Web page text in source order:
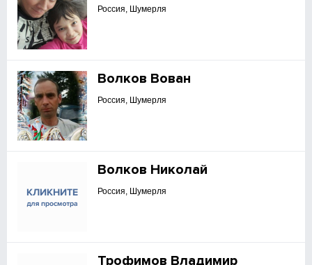
Россия, Шумерля
Волков Вован
Россия, Шумерля
Волков Николай
Россия, Шумерля
Трофимов Владимир